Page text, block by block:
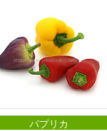
パプリカ